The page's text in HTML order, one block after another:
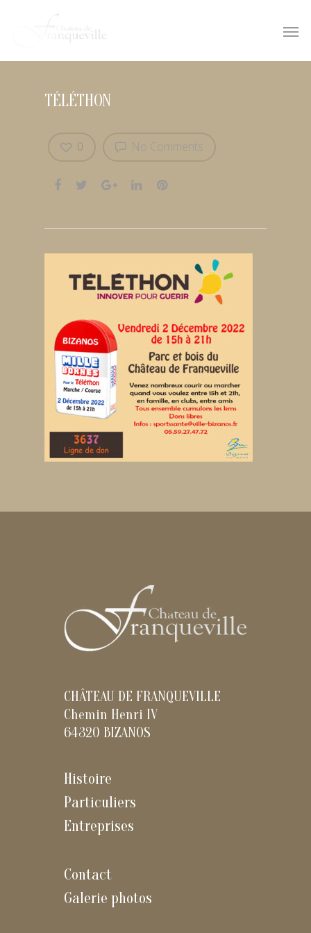
TÉLÉTHON
No Comments
0
CHÂTEAU DE FRANQUEVILLE
Chemin Henri IV
64320 BIZANOS
Histoire
Particuliers
Entreprises
Contact
Galerie photos